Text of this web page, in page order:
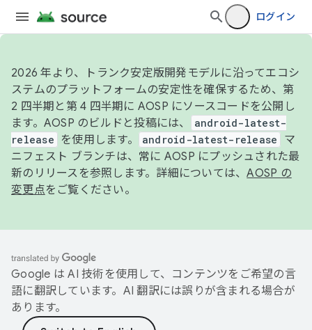
ログイン
2026 年より、トランク安定版開発モデルに沿ってエコシ
ステムのプラットフォームの安定性を確保するため、第
2 四半期と第 4 四半期に AOSP にソースコードを公開し
ます。AOSP のビルドと投稿には、
android-latest-
release
を使用します。 android-latest-release
マ
ニフェスト ブランチは、常に AOSP にプッシュされた最
新のリリースを参照します。詳細については、AOSP の
変更点をご覧ください。
Google は AI 技術を使用して、コンテンツをご希望の言
語に翻訳しています。AI 翻訳には誤りが含まれる場合が
あります。